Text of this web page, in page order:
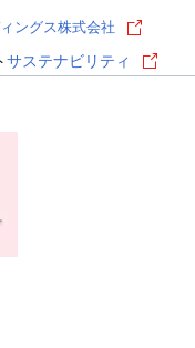
サステナビリティ
ングス株式会社